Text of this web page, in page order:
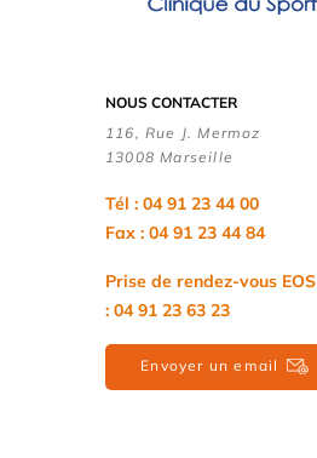
NOUS CONTACTER
116, Rue J. Mermoz
13008 Marseille
Tél : 04 91 23 44 00
Fax : 04 91 23 44 84
Prise de rendez-vous EOS
: 04 91 23 63 23
Envoyer un email